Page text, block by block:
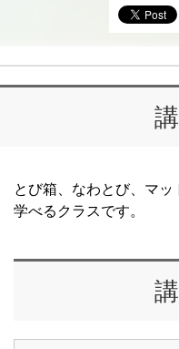
とび箱、なわとび、マッ
学べるクラスです。